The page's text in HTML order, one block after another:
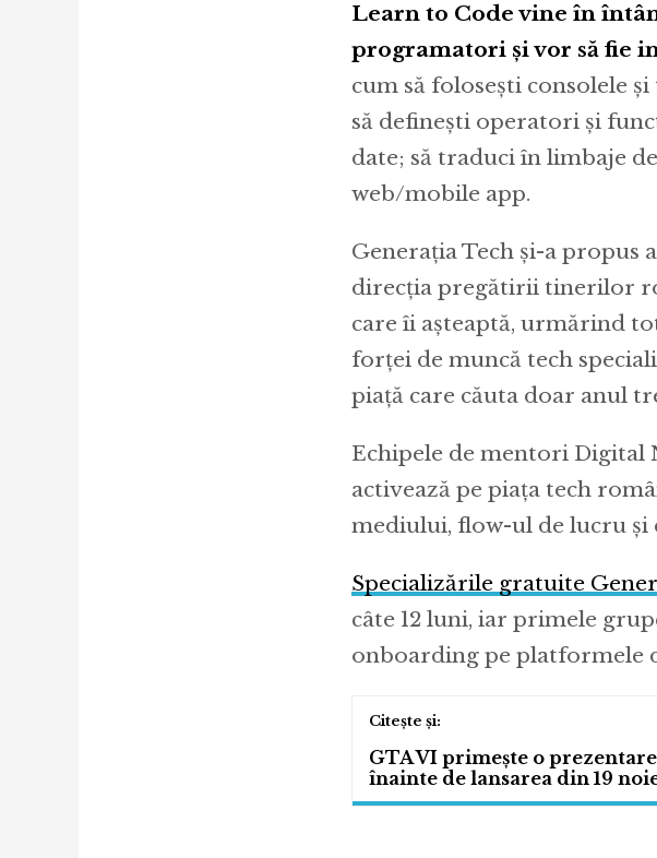
Learn to Code vine în
programatori și vor să fie
cum să folosești consolele
să definești operatori și
date; să traduci în limbaje
web/mobile app.
Generația Tech și-a propus
direcția pregătirii tinerilor
care îi așteaptă, urmărind
forței de muncă tech
piață care căuta doar anul
Echipele de mentori Digital
activează pe piața tech
mediului, flow-ul de lucru
Specializările gratuite
câte 12 luni, iar primele
onboarding pe platformele
GTA VI primește o
înainte de lansarea din 19